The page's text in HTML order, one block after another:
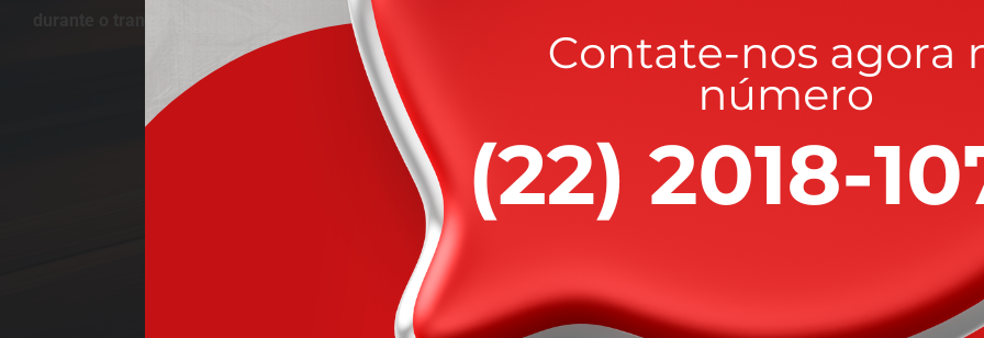
durante o transporte, com rastreamento em tempo real.